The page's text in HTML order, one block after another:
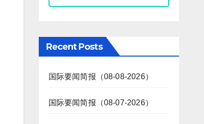
Recent Posts
国际要闻简报（08-08-2026）
国际要闻简报（08-07-2026）